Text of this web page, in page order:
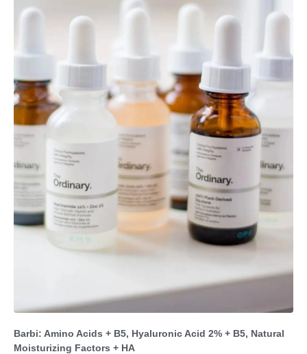
Barbi: Amino Acids + B5, Hyaluronic Acid 2% + B5, Natural
Moisturizing Factors + HA